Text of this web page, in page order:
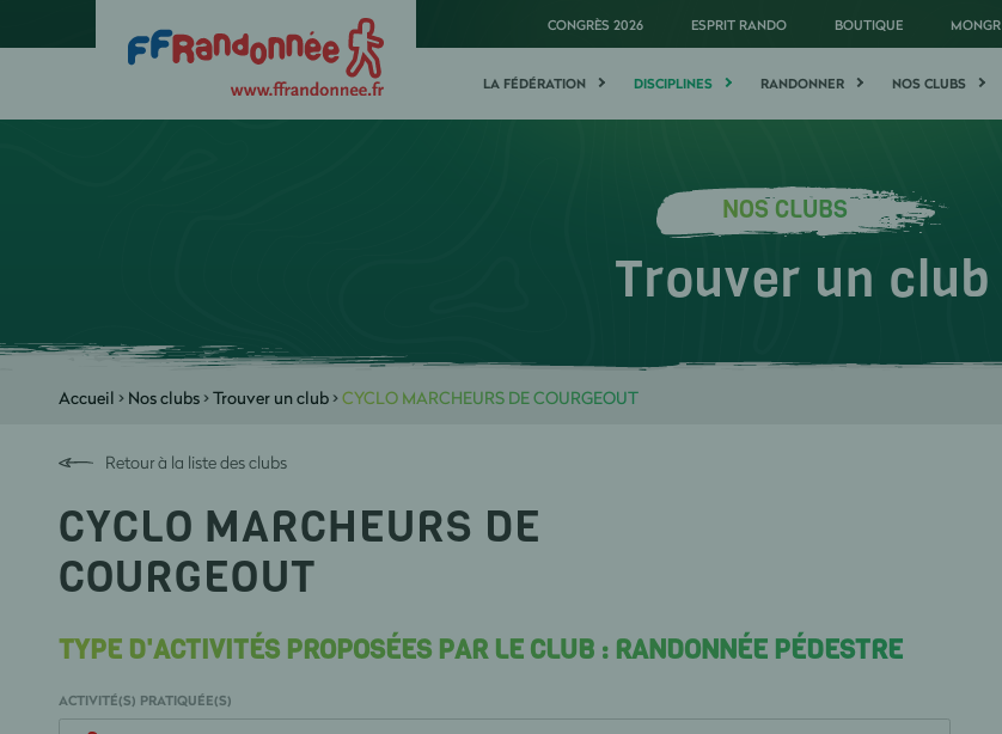
CONGRÈS 2026 ESPRIT RANDO BOUTIQUE MONGR
LA FÉDÉRATION DISCIPLINES RANDONNER NOS CLUBS
NOS CLUBS
Trouver un club
Accueil > Nos clubs>Trouver un club>CYCLO MARCHEURS DE COURGEOUT
Retour à la liste des clubs
CYCLO MARCHEURS DE
COURGEOUT
TYPE D'ACTIVITÉS PROPOSÉES PAR LE CLUB : RANDONNÉE PÉDESTRE
ACTIVITÉ(S) PRATIQUÉE(S)